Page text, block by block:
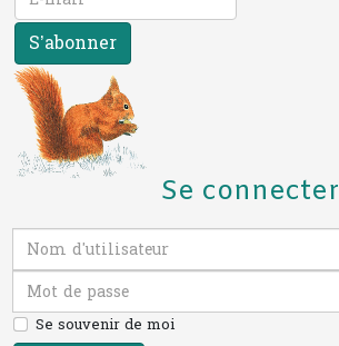
S’abonner
Se connecter
Nom d'utilisateur
Mot de passe
Se souvenir de moi